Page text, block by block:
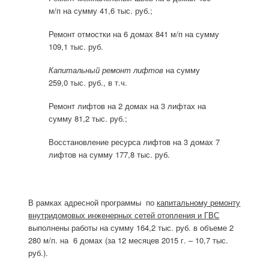
м/п на сумму 41,6 тыс. руб.;
Ремонт отмостки на 6 домах 841 м/п на сумму
109,1 тыс. руб.
Капитальный ремонт лифтов на сумму
259,0 тыс. руб., в т.ч.
Ремонт лифтов на 2 домах на 3 лифтах на
сумму 81,2 тыс. руб.;
Восстановление ресурса лифтов на 3 домах 7
лифтов на сумму 177,8 тыс. руб.
В рамках адресной программы покапитальному ремонту
внутридомовых инженерных сетей отопления и ГВС
выполнены работы на сумму 164,2 тыс. руб. в объеме 2
280 м/п. на 6 домах (за 12 месяцев 2015 г. – 10,7 тыс.
руб.).